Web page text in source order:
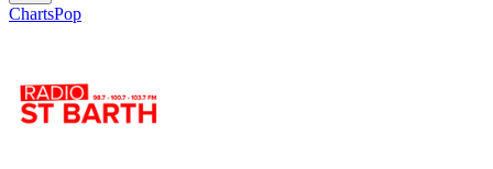
ChartsPop